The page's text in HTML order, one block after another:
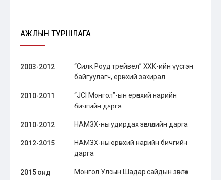
АЖЛЫН ТУРШЛАГА
2003-2012
“Силк Роуд трейвел” ХХК-ийн үүсгэн
байгуулагч, ерөнхий захирал
2010-2011
“JCI Монгол”-ын ерөнхий нарийн
бичгийн дарга
2010-2012 НАМЗХ-ны удирдах зөвлөлийн дарга
2012-2015
НАМЗХ-ны ерөнхий нарийн бичгийн
дарга
2015 онд Монгол Улсын Шадар сайдын зөвлөх